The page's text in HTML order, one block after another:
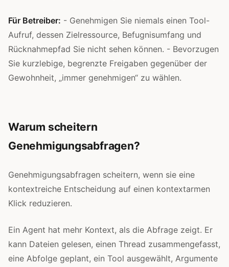
Für Betreiber: - Genehmigen Sie niemals einen Tool-
Aufruf, dessen Zielressource, Befugnisumfang und
Rücknahmepfad Sie nicht sehen können. - Bevorzugen
Sie kurzlebige, begrenzte Freigaben gegenüber der
Gewohnheit, „immer genehmigen“ zu wählen.
Warum scheitern
Genehmigungsabfragen?
Genehmigungsabfragen scheitern, wenn sie eine
kontextreiche Entscheidung auf einen kontextarmen
Klick reduzieren.
Ein Agent hat mehr Kontext, als die Abfrage zeigt. Er
kann Dateien gelesen, einen Thread zusammengefasst,
eine Abfolge geplant, ein Tool ausgewählt, Argumente